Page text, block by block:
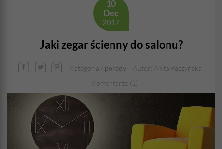
10
Dec
2017
Jaki zegar ścienny do salonu?
Kategoria / porady
Autor: Anita Pączyńska
Komentarze (1)